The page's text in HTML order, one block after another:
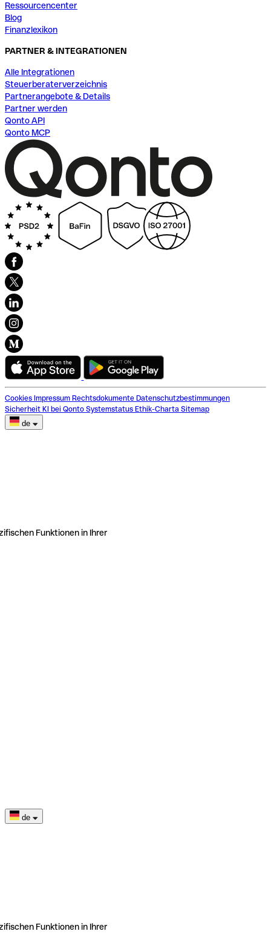
Ressourcencenter
Blog
Finanzlexikon
PARTNER & INTEGRATIONEN
Alle Integrationen
Steuerberaterverzeichnis
Partnerangebote & Details
Partner werden
Qonto API
Qonto MCP
Cookies Impressum Rechtsdokumente Datenschutzbestimmungen
Sicherheit KI bei Qonto Systemstatus Ethik-Charta Sitemap
de
Funktionen in Ihrer
de
Funktionen in Ihrer